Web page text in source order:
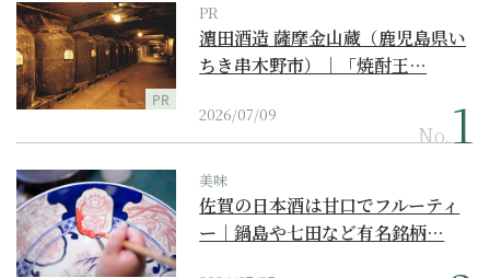
PR
PR
濵田酒造 薩摩金山蔵（鹿児島県い
ちき串木野市）｜「焼酎王…
2026/07/09
No.
美味
佐賀の日本酒は甘口でフルーティ
ー｜鍋島や七田など有名銘柄…